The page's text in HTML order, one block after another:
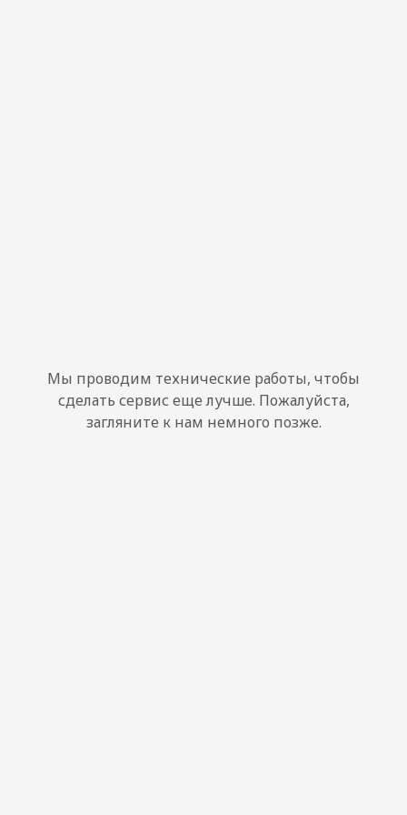
Мы проводим технические работы, чтобы
сделать сервис еще лучше. Пожалуйста,
загляните к нам немного позже.